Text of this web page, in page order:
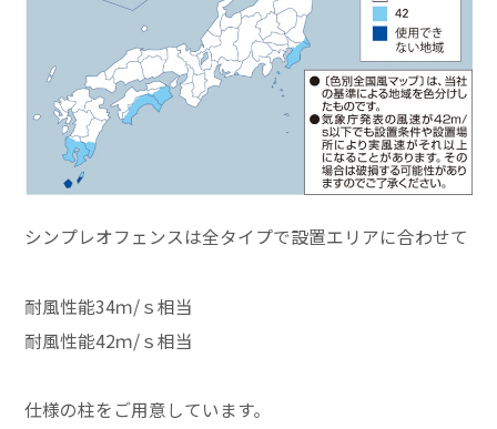
シンプレオフェンスは全タイプで設置エリアに合わせて
耐風性能34ｍ/ｓ相当
耐風性能42ｍ/ｓ相当
仕様の柱をご用意しています。